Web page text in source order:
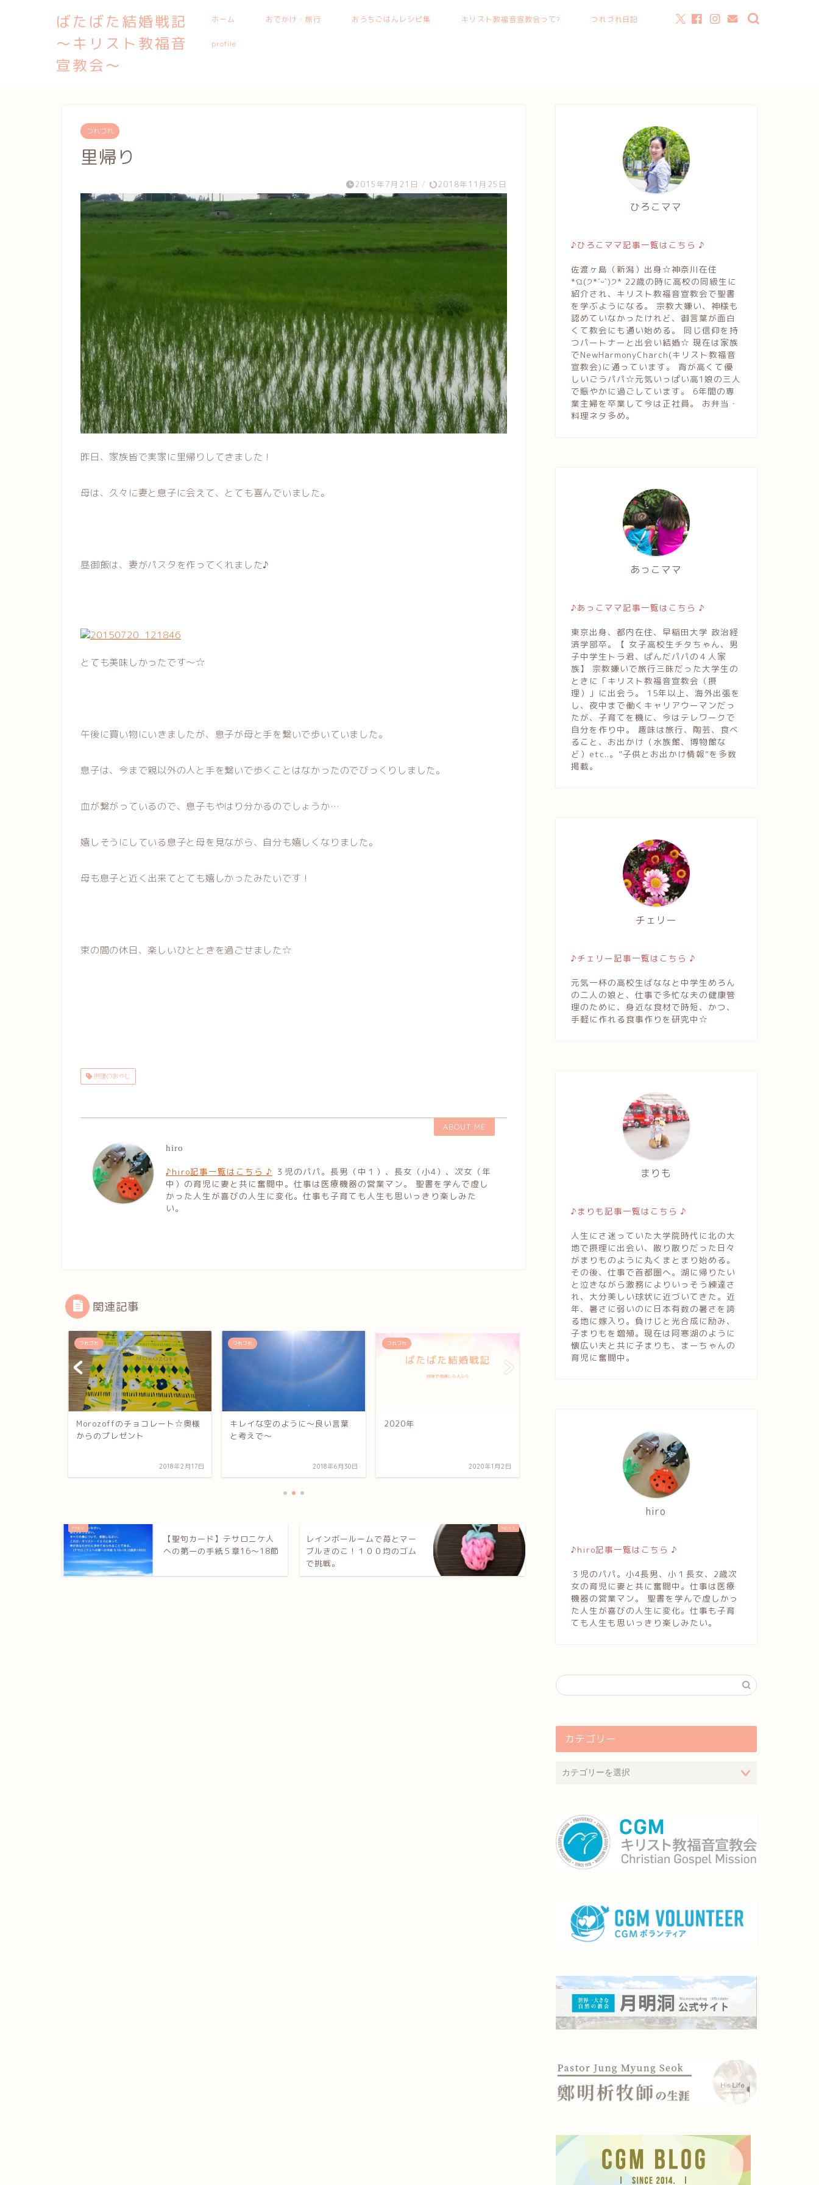
ばたばた結婚戦記
〜キリスト教福音
宣教会〜
ホーム おでかけ・旅行 おうちごはんレシピ集 キリスト教福音宣教会って? つれづれ日記
profile
つれづれ
里帰り
2015年7月21日 / 2018年11月25日
昨日、家族皆で実家に里帰りしてきました！
母は、久々に妻と息子に会えて、とても喜んでいました。
昼御飯は、妻がパスタを作ってくれました♪
とても美味しかったです～☆
午後に買い物にいきましたが、息子が母と手を繋いで歩いていました。
息子は、今まで親以外の人と手を繋いで歩くことはなかったのでびっくりしました。
血が繋がっているので、息子もやはり分かるのでしょうか…
嬉しそうにしている息子と母を見ながら、自分も嬉しくなりました。
母も息子と近く出来てとても嬉しかったみたいです！
束の間の休日、楽しいひとときを過ごせました☆
摂理のおやじ
ABOUT ME
hiro
♪hiro記事一覧はこちら ♪ ３児のパパ。長男（中１）、長女（小4）、次女（年
中）の育児に妻と共に奮闘中。仕事は医療機器の営業マン。 聖書を学んで虚し
かった人生が喜びの人生に変化。仕事も子育ても人生も思いっきり楽しみた
い。
関連記事
つれづれ
Morozoffのチョコレート☆奥様
からのプレゼント
2018年2月17日
つれづれ
キレイな空のように〜良い言葉
と考えで〜
2018年6月30日
つれづれ
2020年
2020年1月2日 2018年2月17日
つれづれ
【聖句カード】テサロニケ人
への第一の手紙５章16～18節
レインボールームで苺とマー
ブルきのこ！１００均のゴム
で挑戦。
ひろこママ
♪ひろこママ記事一覧はこちら ♪
佐渡ヶ島（新潟）出身☆神奈川在住
*ଘ(੭*ˊᵕˋ)੭* 22歳の時に高校の同級生に
紹介され、キリスト教福音宣教会で聖書
を学ぶようになる。 宗教大嫌い、神様も
認めていなかったけれど、御言葉が面白
くて教会にも通い始める。 同じ信仰を持
つパートナーと出会い結婚☆ 現在は家族
でNewHarmonyCharch(キリスト教福音
宣教会)に通っています。 背が高くて優
しいごうパパ☆元気いっぱい高1娘の三人
で賑やかに過ごしています。 6年間の専
業主婦を卒業して今は正社員。 お弁当・
料理ネタ多め。
あっこママ
♪あっこママ記事一覧はこちら ♪
東京出身、都内在住、早稲田大学 政治経
済学部卒。【 女子高校生チタちゃん、男
子中学生トラ君、ぱんだパパの４人家
族】 宗教嫌いで旅行三昧だった大学生の
ときに「キリスト教福音宣教会（摂
理）」に出会う。 15年以上、海外出張を
し、夜中まで働くキャリアウーマンだっ
たが、子育てを機に、今はテレワークで
自分を作り中。 趣味は旅行、陶芸、食べ
ること、お出かけ（水族館、博物館な
ど）etc..。”子供とお出かけ情報”を多数
掲載。
チェリー
♪チェリー記事一覧はこちら ♪
元気一杯の高校生ばななと中学生めろん
の二人の娘と、仕事で多忙な夫の健康管
理のために、身近な食材で時短、かつ、
手軽に作れる食事作りを研究中☆
まりも
♪まりも記事一覧はこちら ♪
人生にさ迷っていた大学院時代に北の大
地で摂理に出会い、散り散りだった日々
がまりものように丸くまとまり始める。
その後、仕事で首都圏へ。湖に帰りたい
と泣きながら激務によりいっそう練達さ
れ、大分美しい球状に近づいてきた。近
年、暑さに弱いのに日本有数の暑さを誇
る地に嫁入り。負けじと光合成に励み、
子まりもを増殖。現在は阿寒湖のように
懐広い夫と共に子まりも、まーちゃんの
育児に奮闘中。
hiro
♪hiro記事一覧はこちら ♪
３児のパパ。小4長男、小１長女、2歳次
女の育児に妻と共に奮闘中。仕事は医療
機器の営業マン。 聖書を学んで虚しかっ
た人生が喜びの人生に変化。仕事も子育
ても人生も思いっきり楽しみたい。
カテゴリー